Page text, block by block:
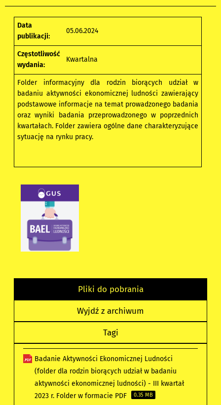
Data
publikacji:
05.06.2024
Częstotliwość
wydania:
Kwartalna
Folder informacyjny dla rodzin biorących udział w
badaniu aktywności ekonomicznej ludności zawierający
podstawowe informacje na temat prowadzonego badania
oraz wyniki badania przeprowadzonego w poprzednich
kwartałach. Folder zawiera ogólne dane charakteryzujące
sytuację na rynku pracy.
Pliki do pobrania
Wyjdź z archiwum
Tagi
Badanie Aktywności Ekonomicznej Ludności
(folder dla rodzin biorących udział w badaniu
aktywności ekonomicznej ludności) - III kwartał
2023 r. Folder w formacie PDF
0.35 MB